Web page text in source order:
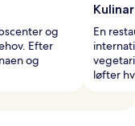
og
Efter
og
En
løfter